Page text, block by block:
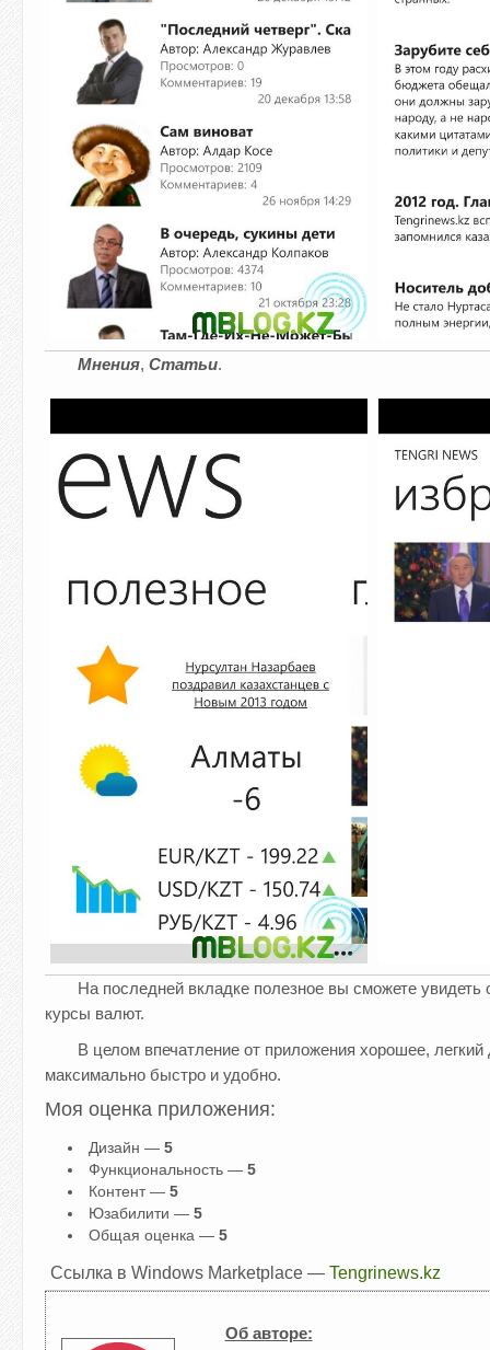
Мнения, Статьи.
На последней вкладке полезное вы сможете
курсы валют.
В целом впечатление от приложения хорошее,
максимально быстро и удобно.
Моя оценка приложения:
Дизайн — 5
Функциональность — 5
Контент — 5
Юзабилити — 5
Общая оценка — 5
Ссылка в Windows Marketplace — Tengrinews.kz
Об авторе: